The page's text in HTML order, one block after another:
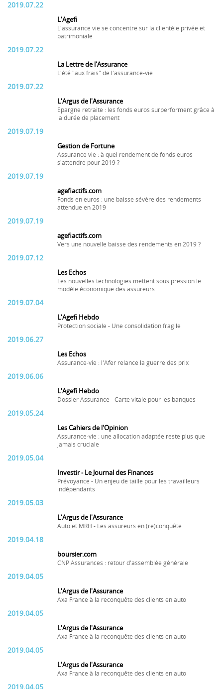
2019.07.22
L'Agefi
L'assurance vie se concentre sur la clientèle privée et
patrimoniale
2019.07.22
La Lettre de l'Assurance
L'été "aux frais" de l'assurance-vie
2019.07.22
L'Argus de l'Assurance
Epargne retraite : les fonds euros surperforment grâce à
la durée de placement
2019.07.19
Gestion de Fortune
Assurance vie : à quel rendement de fonds euros
s'attendre pour 2019 ?
2019.07.19
agefiactifs.com
Fonds en euros : une baisse sévère des rendements
attendue en 2019
2019.07.19
agefiactifs.com
Vers une nouvelle baisse des rendements en 2019 ?
2019.07.12
Les Echos
Les nouvelles technologies mettent sous pression le
modèle économique des assureurs
2019.07.04
L'Agefi Hebdo
Protection sociale - Une consolidation fragile
2019.06.27
Les Echos
Assurance-vie : l'Afer relance la guerre des prix
2019.06.06
L'Agefi Hebdo
Dossier Assurance - Carte vitale pour les banques
2019.05.24
Les Cahiers de l'Opinion
Assurance-vie : une allocation adaptée reste plus que
jamais cruciale
2019.05.04
Investir - Le Journal des Finances
Prévoyance - Un enjeu de taille pour les travailleurs
indépendants
2019.05.03
L'Argus de l'Assurance
Auto et MRH - Les assureurs en (re)conquête
2019.04.18
boursier.com
CNP Assurances : retour d'assemblée générale
2019.04.05
L'Argus de l'Assurance
Axa France à la reconquête des clients en auto
2019.04.05
L'Argus de l'Assurance
Axa France à la reconquête des clients en auto
2019.04.05
L'Argus de l'Assurance
Axa France à la reconquête des clients en auto
2019.04.05